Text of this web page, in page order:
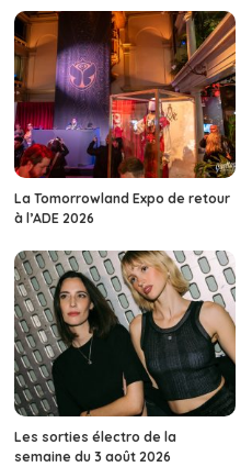
La Tomorrowland Expo de retour
à l’ADE 2026
Les sorties électro de la
semaine du 3 août 2026